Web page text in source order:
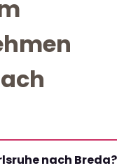
nach Breda?